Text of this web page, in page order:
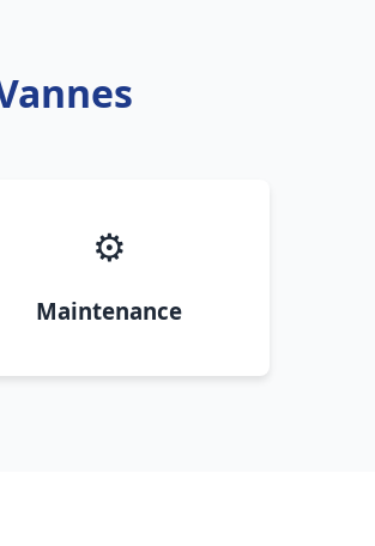
⚙️
Maintenance